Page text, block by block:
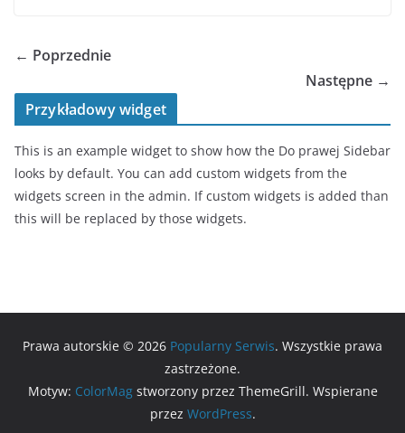
← Poprzednie
Następne →
Przykładowy widget
This is an example widget to show how the Do prawej Sidebar
looks by default. You can add custom widgets from the
widgets screen in the admin. If custom widgets is added than
this will be replaced by those widgets.
Prawa autorskie © 2026 Popularny Serwis. Wszystkie prawa
zastrzeżone.
Motyw: ColorMagstworzony przez ThemeGrill. Wspierane
przez WordPress.